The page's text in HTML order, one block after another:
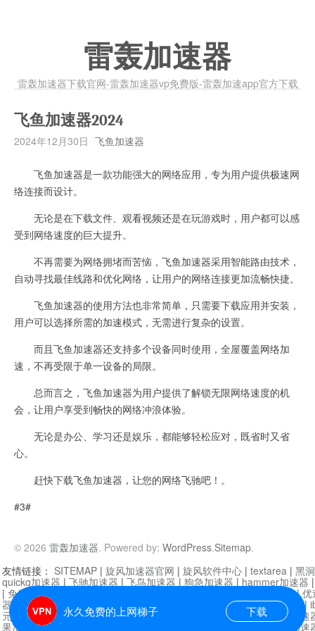
雷轰加速器
雷轰加速器下载官网-雷轰加速器vp免费版-雷轰加速app官方下载
飞鱼加速器2024
2024年12月30日 飞鱼加速器
飞鱼加速器是一款功能强大的网络应用，专为用户提供极速网
络连接而设计。
无论是在下载文件、观看视频还是在玩游戏时，用户都可以感
受到网络速度的巨大提升。
不再需要为网络拥堵而苦恼，飞鱼加速器采用智能路由技术，
自动寻找最佳线路和优化网络，让用户的网络连接更加流畅快捷。
飞鱼加速器的使用方法也非常简单，只需要下载应用并安装，
用户可以选择所需的加速模式，无需进行复杂的设置。
而且飞鱼加速器还支持多个设备同时使用，全屋覆盖网络加
速，不再受限于单一设备的局限。
总而言之，飞鱼加速器为用户提供了解锁无限网络速度的机
会，让用户享受到畅快的网络冲浪体验。
无论是办公、学习还是娱乐，都能够轻松应对，既省时又省
心。
赶快下载飞鱼加速器，让您的网络飞驰吧！。
#3#
© 2026 雷轰加速器. Powered by: WordPress.Sitemap.
永久免费的上网梯子 下载
友情链接： SITEMAP | 旋风加速器官网 | 旋风软件中心 | textarea | 黑
quickq加速器 | 飞驰加速器 | 飞鸟加速器 | 狗急加速器 | hammer加速器
| 免费vqn加速外网 迷雾通|优
器| 快柠檬加速器 |黑洞加速 |falemon 快橙加速器|anycast加速器 |
元机场加速器 |一元机场|老王加速器 | 白石山|
小牛加速
果加速器|黑洞加速 芒果加速